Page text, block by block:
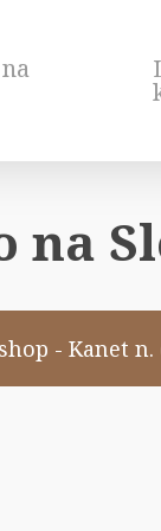
na
- Kanet n.